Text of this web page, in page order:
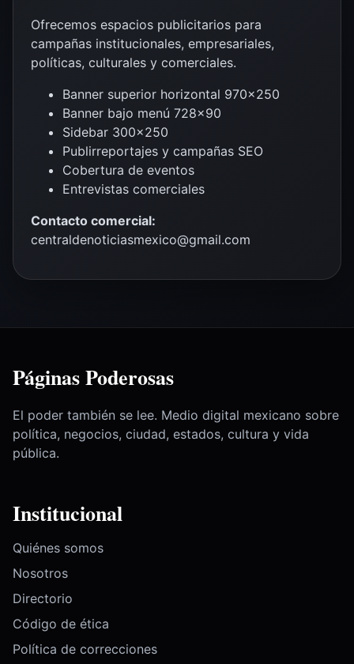
Ofrecemos espacios publicitarios para
campañas institucionales, empresariales,
políticas, culturales y comerciales.
Banner superior horizontal 970×250
Banner bajo menú 728×90
Sidebar 300×250
Publirreportajes y campañas SEO
Cobertura de eventos
Entrevistas comerciales
Contacto comercial:
centraldenoticiasmexico@gmail.com
Páginas Poderosas
El poder también se lee. Medio digital mexicano sobre
política, negocios, ciudad, estados, cultura y vida
pública.
Institucional
Quiénes somos
Nosotros
Directorio
Código de ética
Política de correcciones